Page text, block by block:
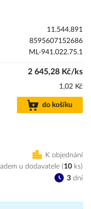
11.544.891
8595607152686
ML-941.022.75.1
2 645,28 Kč/ks
1,02 Kč
do košíku
K objednání
3 dní
u dodavatele (10 ks)